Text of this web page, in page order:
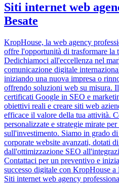
Siti internet web
Besate
KropHouse, la web agency
offre l'opportunità di trasformare la
Dedichiamoci all'eccellenza nel
comunicazione digitale
iniziando una nuova impresa o
offrendo soluzioni web su misura.
certificati Google in SEO e
obiettivi reali e creare siti web
efficace il valore della tua attività.
personalizzate e strategie mirate
sull'investimento. Siamo in grado
corporate website avanzati, dotati
dall'ottimizzazione SEO
Contattaci per un preventivo e
successo digitale con KropHouse a
Siti internet web agency